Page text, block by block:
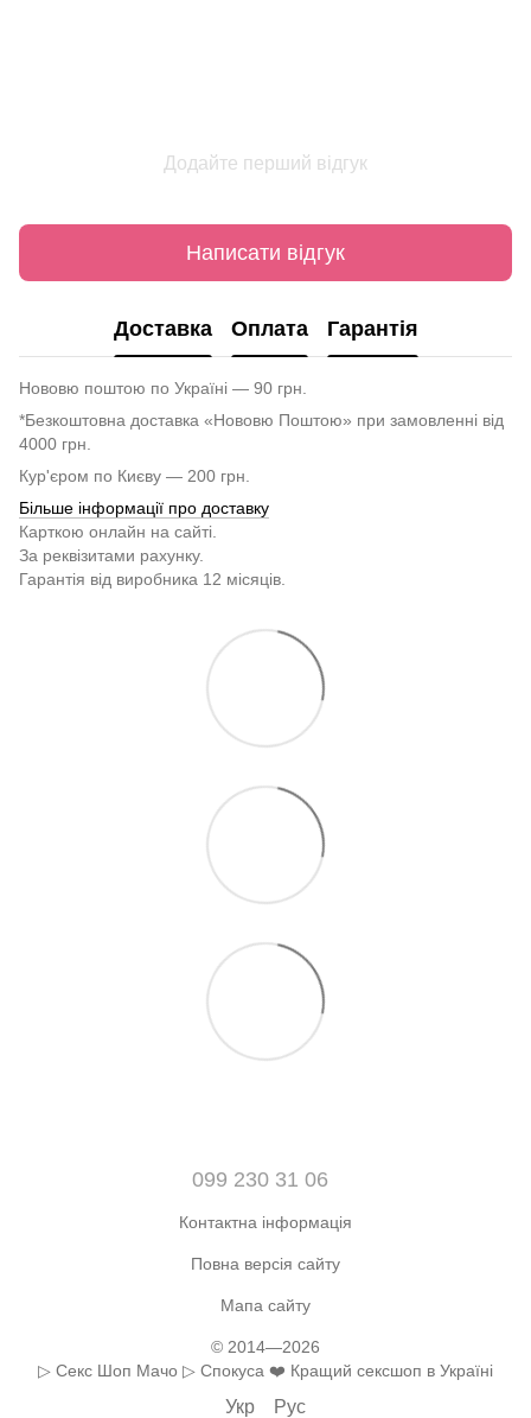
Додайте перший відгук
Написати відгук
Доставка Оплата Гарантія
Нововю поштою по Україні — 90 грн.
*Безкоштовна доставка «Нововю Поштою» при замовленні від
4000 грн.
Кур'єром по Києву — 200 грн.
Більше інформації про доставку
Карткою онлайн на сайті.
За реквізитами рахунку.
Гарантія від виробника 12 місяців.
099 230 31 06
Контактна інформація
Повна версія сайту
Мапа сайту
© 2014—2026
▷ Секс Шоп Мачо ▷ Спокуса ❤️ Кращий сексшоп в Україні
Укр Рус